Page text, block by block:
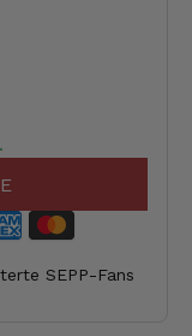
SEPP-Fans